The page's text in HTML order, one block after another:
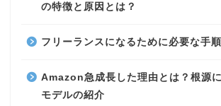
の特徴と原因とは？
フリーランスになるために必要な手
Amazon急成長した理由とは？根源
モデルの紹介